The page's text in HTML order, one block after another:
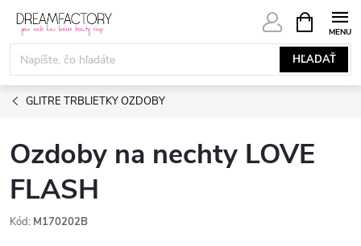
Prejsť
obsah
HĽADAŤ
KOŠÍK
GLITRE TRBLIETKY OZDOBY
Ozdoby na nechty LOVE
FLASH
Kód: M170202B